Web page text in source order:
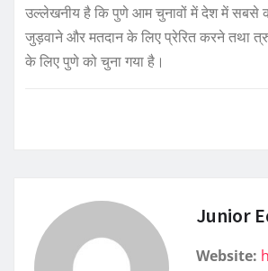
उल्लेखनीय है कि पुणे आम चुनावों में देश में सबसे
जुड़वाने और मतदान के लिए प्रेरित करने तथा
के लिए पुणे को चुना गया है।
Junior
Website: